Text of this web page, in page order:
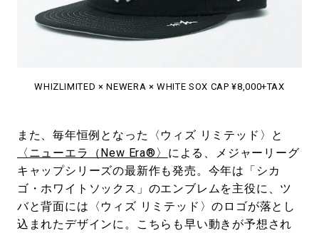
WHIZLIMITED × NEWERA × WHITE SOX CAP ¥8,000+TAX
また、毎年恒例となった〈ウィズ リミテッド〉と
〈ニューエラ（New Era®〉 による、メジャーリーグ
キャップシリーズの最新作も発売。今年は「シカ
ゴ・ホワイトソックス」のエンブレムを主役に、ツ
バと背面には〈ウィズ リミテッド〉のロゴが落とし
込まれたデザインに。こちらも早い動きが予想され